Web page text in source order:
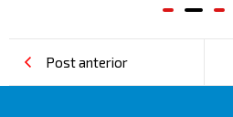
Post anterior